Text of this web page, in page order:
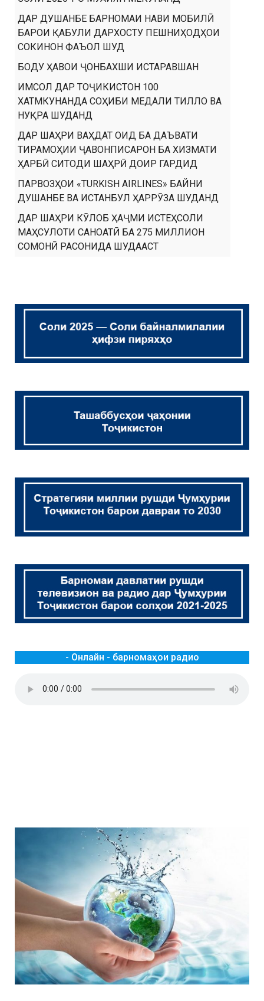
ДАР ДУШАНБЕ БАРНОМАИ НАВИ МОБИЛӢ
БАРОИ ҚАБУЛИ ДАРХОСТУ ПЕШНИҲОДҲОИ
СОКИНОН ФАЪОЛ ШУД
БОДУ ҲАВОИ ҶОНБАХШИ ИСТАРАВШАН
ИМСОЛ ДАР ТОҶИКИСТОН 100
ХАТМКУНАНДА СОҲИБИ МЕДАЛИ ТИЛЛО ВА
НУҚРА ШУДАНД
ДАР ШАҲРИ ВАҲДАТ ОИД БА ДАЪВАТИ
ТИРАМОҲИИ ҶАВОНПИСАРОН БА ХИЗМАТИ
ҲАРБӢ СИТОДИ ШАҲРӢ ДОИР ГАРДИД
ПАРВОЗҲОИ «TURKISH AIRLINES» БАЙНИ
ДУШАНБЕ ВА ИСТАНБУЛ ҲАРРӮЗА ШУДАНД
ДАР ШАҲРИ КӮЛОБ ҲАҶМИ ИСТЕҲСОЛИ
МАҲСУЛОТИ САНОАТӢ БА 275 МИЛЛИОН
СОМОНӢ РАСОНИДА ШУДААСТ
- Онлайн - барномаҳои радио